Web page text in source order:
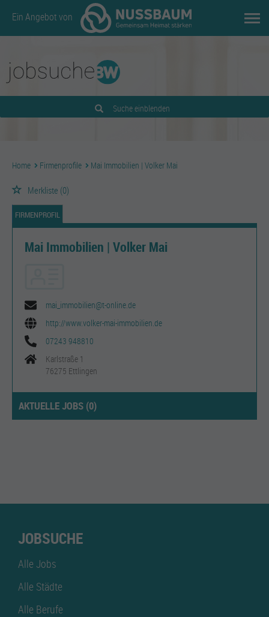
Ein Angebot von
Suche einblenden
Home Firmenprofile Mai Immobilien | Volker Mai
Merkliste (0)
FIRMENPROFIL
Mai Immobilien | Volker Mai
mai_immobilien@t-online.de
http://www.volker-mai-immobilien.de
07243 948810
Karlstraße 1
76275 Ettlingen
AKTUELLE JOBS (0)
JOBSUCHE
Alle Jobs
Alle Städte
Alle Berufe